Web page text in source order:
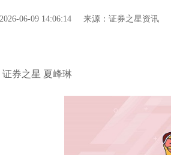
06-09 14:06:14 来源：证券之星资讯
证券之星 夏峰琳